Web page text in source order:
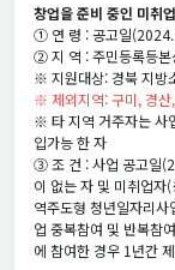
창업을 준비 중인 미취
① 연 령 : 공고일
② 지 역 : 주민등록등본
※ 지원대상: 경북 지방
※ 제외지역: 구미, 경산
※ 타 지역 거주자는 사
입가능 한 자
③ 조 건 : 사업 공고일
이 없는 자 및 미취업
역주도형 청년일자리
업 중복참여 및 반복참
에 참여한 경우 1년간